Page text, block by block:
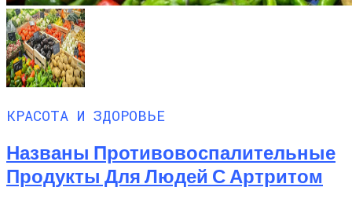
КРАСОТА И ЗДОРОВЬЕ
Названы Противовоспалительные
Продукты Для Людей С Артритом